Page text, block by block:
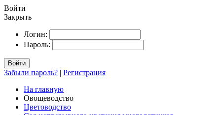
Войти
Закрыть
Логин:
Пароль:
Войти
Забыли пароль? | Регистрация
На главную
Овощеводство
Цветоводство